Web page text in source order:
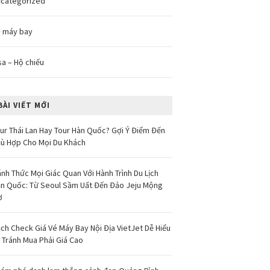
máy bay
– Hộ chiếu
VIẾT MỚI
Thái Lan Hay Tour Hàn Quốc? Gợi Ý Điểm Đến
Hợp Cho Mọi Du Khách
Thức Mọi Giác Quan Với Hành Trình Du Lịch
Quốc: Từ Seoul Sầm Uất Đến Đảo Jeju Mộng
Check Giá Vé Máy Bay Nội Địa VietJet Dễ Hiểu
Tránh Mua Phải Giá Cao